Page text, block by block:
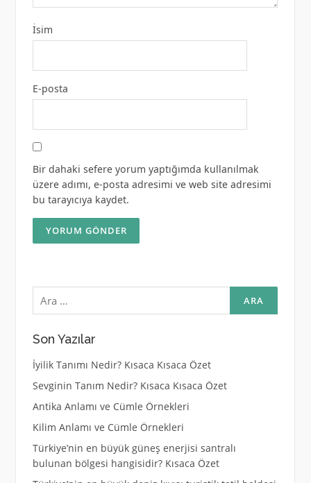
İsim
E-posta
Bir dahaki sefere yorum yaptığımda kullanılmak
üzere adımı, e-posta adresimi ve web site adresimi
bu tarayıcıya kaydet.
Arama:
Son Yazılar
İyilik Tanımı Nedir? Kısaca Kısaca Özet
Sevginin Tanım Nedir? Kısaca Kısaca Özet
Antika Anlamı ve Cümle Örnekleri
Kilim Anlamı ve Cümle Örnekleri
Türkiye’nin en büyük güneş enerjisi santralı
bulunan bölgesi hangisidir? Kısaca Özet